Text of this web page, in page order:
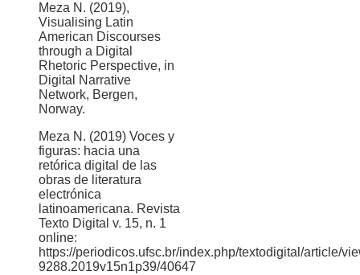
Meza N. (2019),
Visualising Latin
American Discourses
through a Digital
Rhetoric Perspective, in
Digital Narrative
Network, Bergen,
Norway.
Meza N. (2019) Voces y
figuras: hacia una
retórica digital de las
obras de literatura
electrónica
latinoamericana. Revista
Texto Digital v. 15, n. 1
online:
https://periodicos.ufsc.br/index.php/textodigital/article/
9288.2019v15n1p39/40647